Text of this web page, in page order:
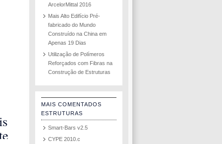
ArcelorMittal 2016
Mais Alto Edifício Pré-
fabricado do Mundo
Construído na China em
Apenas 19 Dias
Utilização de Polímeros
Reforçados com Fibras na
Construção de Estruturas
MAIS COMENTADOS
ESTRUTURAS
Smart-Bars v2.5
CYPE 2010.c